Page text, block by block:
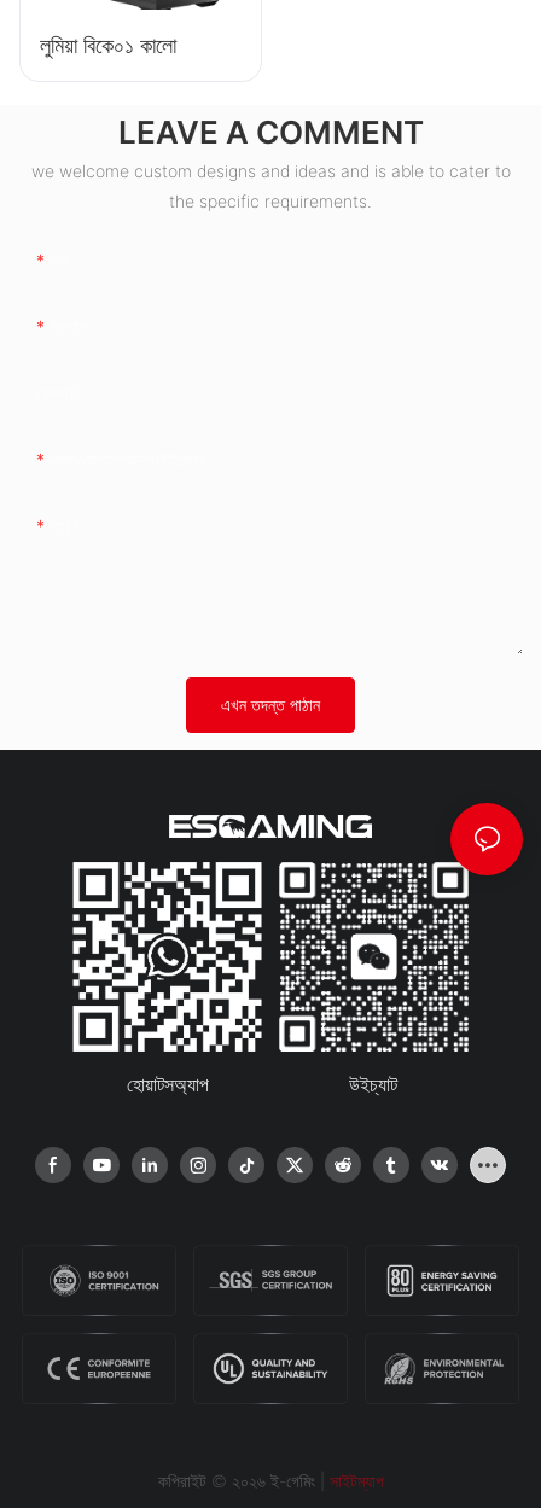
লুমিয়া বিকে০১ কালো
LEAVE A COMMENT
we welcome custom designs and ideas and is able to cater to
the specific requirements.
এখন তদন্ত পাঠান
হোয়াটসঅ্যাপ উইচ্যাট
কপিরাইট © ২০২৬ ই-গেমিং | সাইটম্যাপ